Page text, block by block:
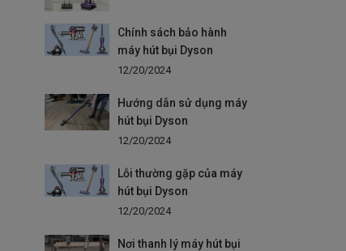
Chính sách bảo hành
máy hút bụi Dyson
12/20/2024
Hướng dẫn sử dụng máy
hút bụi Dyson
12/20/2024
Lỗi thường gặp của máy
hút bụi Dyson
12/20/2024
Nơi thanh lý máy hút bụi